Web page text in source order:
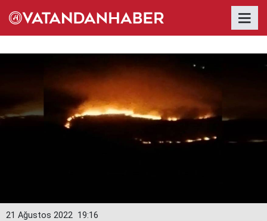
19:16
21 Ağustos 2022